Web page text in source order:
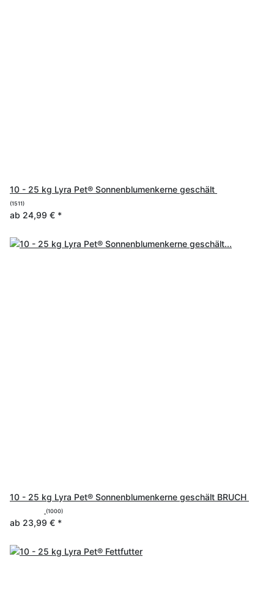
10 - 25 kg Lyra Pet® Sonnenblumenkerne geschält
(1511)
ab 24,99 € *
10 - 25 kg Lyra Pet® Sonnenblumenkerne geschält BRUCH
(1000)
ab 23,99 € *